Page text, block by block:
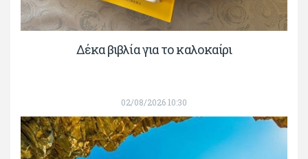
Δέκα βιβλία για το καλοκαίρι
02/08/2026 10:30